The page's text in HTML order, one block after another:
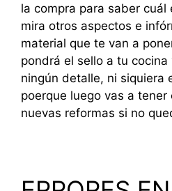
la compra para saber cuál
mira otros aspectos e
material que te van a
pondrá el sello a tu
ningún detalle, ni siquiera
poerque luego vas a
nuevas reformas si no